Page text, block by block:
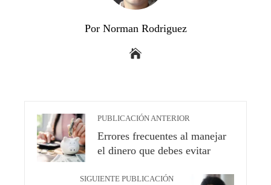
Por Norman Rodriguez
PUBLICACIÓN ANTERIOR
Errores frecuentes al manejar
el dinero que debes evitar
SIGUIENTE PUBLICACIÓN